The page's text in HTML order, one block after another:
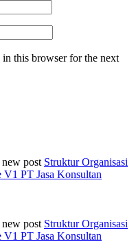
in this browser for the next
post Struktur Organisasi
PT Jasa Konsultan
post Struktur Organisasi
PT Jasa Konsultan